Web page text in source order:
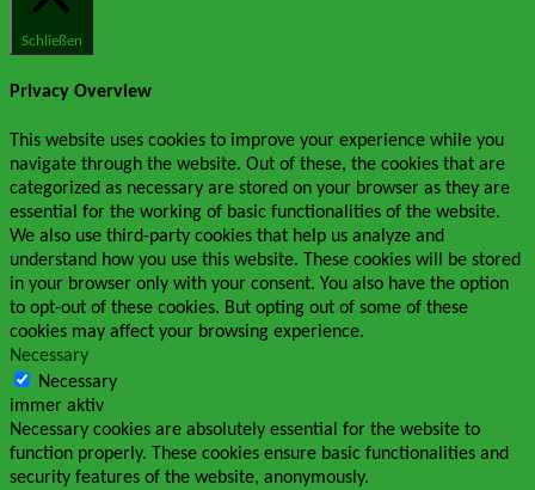
Schließen
Privacy Overview
This website uses cookies to improve your experience while you
navigate through the website. Out of these, the cookies that are
categorized as necessary are stored on your browser as they are
essential for the working of basic functionalities of the website.
We also use third-party cookies that help us analyze and
understand how you use this website. These cookies will be stored
in your browser only with your consent. You also have the option
to opt-out of these cookies. But opting out of some of these
cookies may affect your browsing experience.
Necessary
Necessary
immer aktiv
Necessary cookies are absolutely essential for the website to
function properly. These cookies ensure basic functionalities and
security features of the website, anonymously.